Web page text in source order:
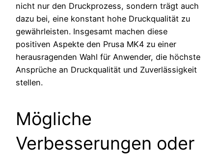
nicht nur den Druckprozess, sondern trägt auch
dazu bei, eine konstant hohe Druckqualität zu
gewährleisten. Insgesamt machen diese
positiven Aspekte den Prusa MK4 zu einer
herausragenden Wahl für Anwender, die höchste
Ansprüche an Druckqualität und Zuverlässigkeit
stellen.
Mögliche
Verbesserungen oder